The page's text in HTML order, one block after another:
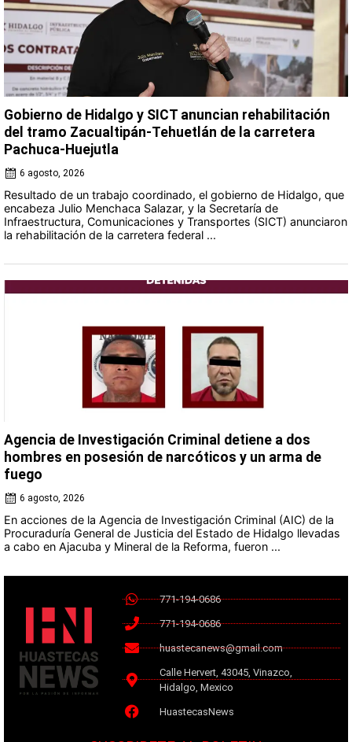
Gobierno de Hidalgo y SICT anuncian rehabilitación
del tramo Zacualtipán-Tehuetlán de la carretera
Pachuca-Huejutla
6 agosto, 2026
Resultado de un trabajo coordinado, el gobierno de Hidalgo, que
encabeza Julio Menchaca Salazar, y la Secretaría de
Infraestructura, Comunicaciones y Transportes (SICT) anunciaron
la rehabilitación de la carretera federal ...
Agencia de Investigación Criminal detiene a dos
hombres en posesión de narcóticos y un arma de
fuego
6 agosto, 2026
En acciones de la Agencia de Investigación Criminal (AIC) de la
Procuraduría General de Justicia del Estado de Hidalgo llevadas
a cabo en Ajacuba y Mineral de la Reforma, fueron ...
771-194-0686
771-194-0686
huastecanews@gmail.com
Calle Hervert, 43045, Vinazco,
Hidalgo, Mexico
HuastecasNews